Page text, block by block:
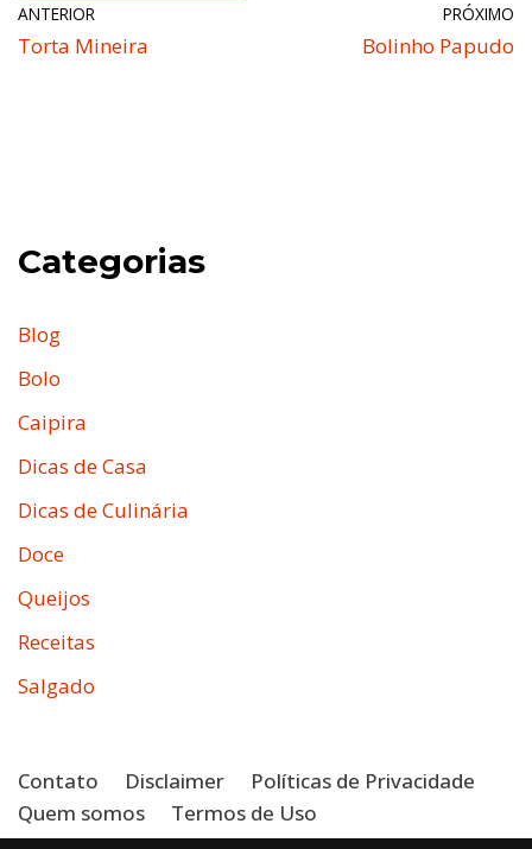
ANTERIOR
Torta Mineira
PRÓXIMO
Bolinho Papudo
Categorias
Blog
Bolo
Caipira
Dicas de Casa
Dicas de Culinária
Doce
Queijos
Receitas
Salgado
Contato Disclaimer
Políticas de Privacidade
Quem somos
Termos de Uso